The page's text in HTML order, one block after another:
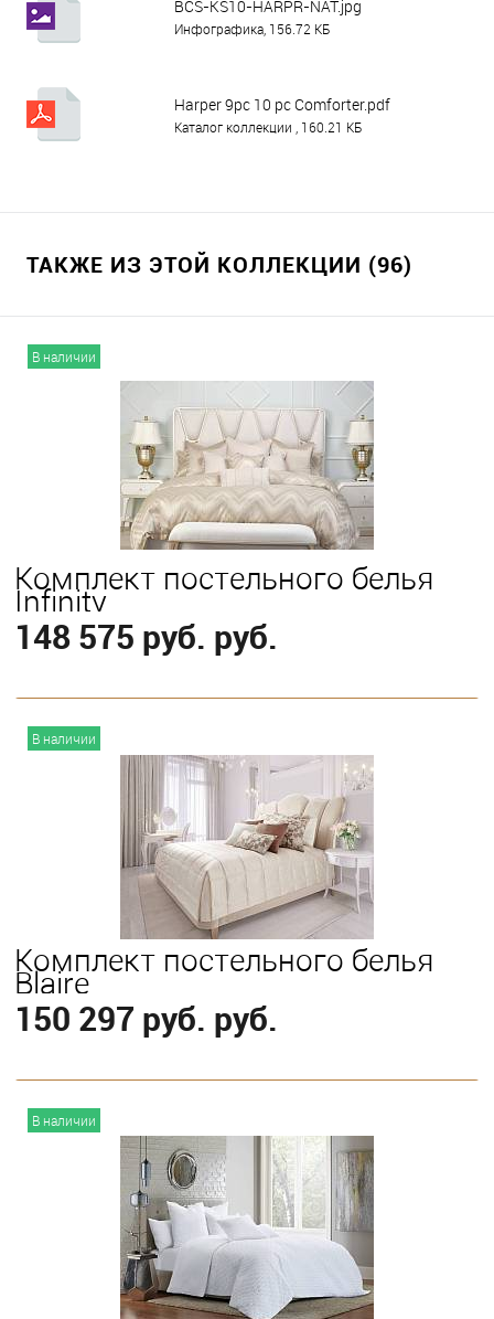
BCS-KS10-HARPR-NAT.jpg
Инфографика, 156.72 КБ
Harper 9pc 10 pc Comforter.pdf
Каталог коллекции , 160.21 КБ
ТАКЖЕ ИЗ ЭТОЙ КОЛЛЕКЦИИ (96)
В наличии
Комплект постельного белья
Infinity
148 575 руб. руб.
Queen
В наличии
Комплект постельного белья
Blaire
150 297 руб. руб.
В наличии